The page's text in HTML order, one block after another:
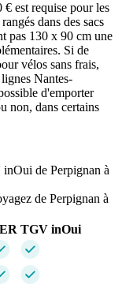
€ est requise pour les
dans des sacs
pas 130 x 90 cm une
Si de
vélos sans frais,
Nantes-
d'emporter
non, dans certains
de Perpignan à
de Perpignan à
TGV inOui